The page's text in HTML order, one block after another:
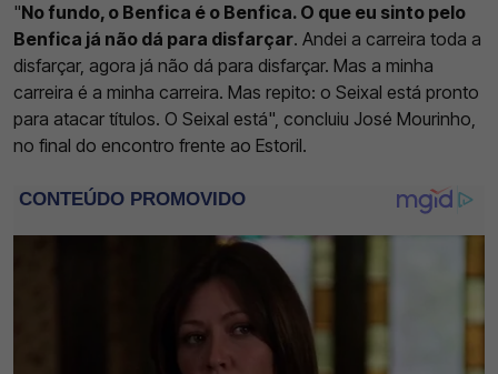
"No fundo, o Benfica é o Benfica. O que eu sinto pelo
Benfica já não dá para disfarçar. Andei a carreira toda a
disfarçar, agora já não dá para disfarçar. Mas a minha
carreira é a minha carreira. Mas repito: o Seixal está pronto
para atacar títulos. O Seixal está", concluiu José Mourinho,
no final do encontro frente ao Estoril.